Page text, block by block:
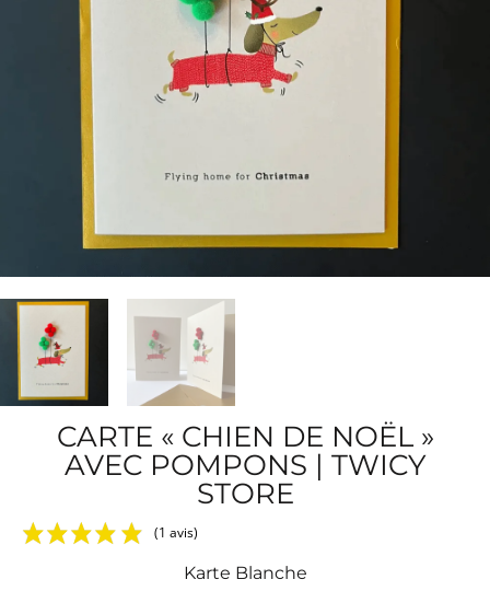
CARTE « CHIEN DE NOËL »
AVEC POMPONS | TWICY
STORE
(1 avis)
Karte Blanche